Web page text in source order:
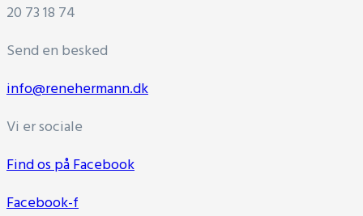
20 73 18 74
Send en besked
info@renehermann.dk
Vi er sociale
Find os på Facebook
Facebook-f